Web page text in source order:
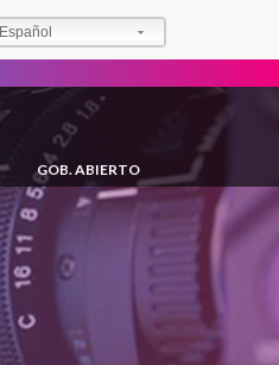
Español
GOB. ABIERTO